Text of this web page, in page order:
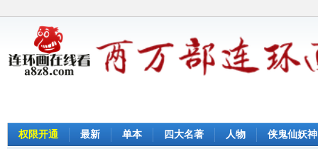
权限开通 最新 单本 四大名著 人物 侠鬼仙妖神